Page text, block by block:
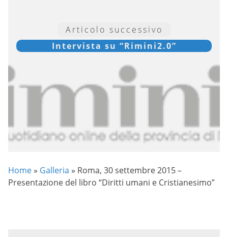
Articolo successivo
Intervista su “Rimini2.0”
Home » Galleria » Roma, 30 settembre 2015 –
Presentazione del libro “Diritti umani e Cristianesimo”